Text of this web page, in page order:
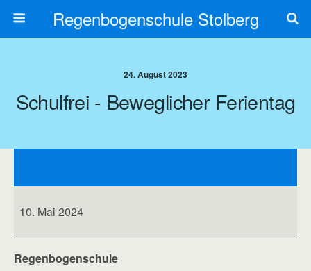
Regenbogenschule Stolberg
24. August 2023
Schulfrei - Beweglicher Ferientag
Ferientag
10. Mai 2024
Regenbogenschule